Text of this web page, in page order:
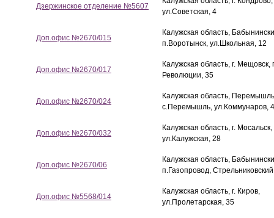
Дзержинское отделение №5607
ул.Советская, 4
Доп.офис №2670/015
Калужская область,
п.Воротынск, ул.Школьная, 12
Доп.офис №2670/017
Калужская область, г. Мещовск,
Революции, 35
Доп.офис №2670/024
Калужская область,
с.Перемышль, ул.Коммунаров,
Доп.офис №2670/032
Калужская область, г. Мосальск,
ул.Калужская, 28
Доп.офис №2670/06
Калужская область,
п.Газопровод,
Доп.офис №5568/014
Калужская область, г. Киров,
ул.Пролетарская, 35